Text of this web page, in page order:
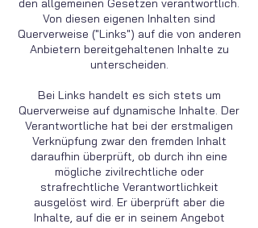
den allgemeinen Gesetzen verantwortlich.
Von diesen eigenen Inhalten sind
Querverweise ("Links") auf die von anderen
Anbietern bereitgehaltenen Inhalte zu
unterscheiden.
Bei Links handelt es sich stets um
Querverweise auf dynamische Inhalte. Der
Verantwortliche hat bei der erstmaligen
Verknüpfung zwar den fremden Inhalt
daraufhin überprüft, ob durch ihn eine
mögliche zivilrechtliche oder
strafrechtliche Verantwortlichkeit
ausgelöst wird. Er überprüft aber die
Inhalte, auf die er in seinem Angebot